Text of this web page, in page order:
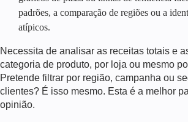
padrões, a comparação de regiões ou a
atípicos.
Necessita de analisar as receitas totais e
categoria de produto, por loja ou mesmo
Pretende filtrar por região, campanha ou
clientes? É isso mesmo. Esta é a melhor
opinião.